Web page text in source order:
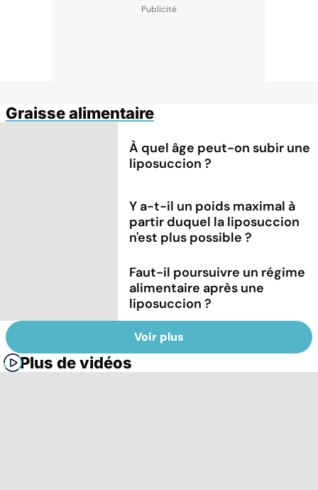
Graisse alimentaire
À quel âge peut-on subir une
liposuccion ?
Y a-t-il un poids maximal à
partir duquel la liposuccion
n'est plus possible ?
Faut-il poursuivre un régime
alimentaire après une
liposuccion ?
Voir plus
Plus de vidéos